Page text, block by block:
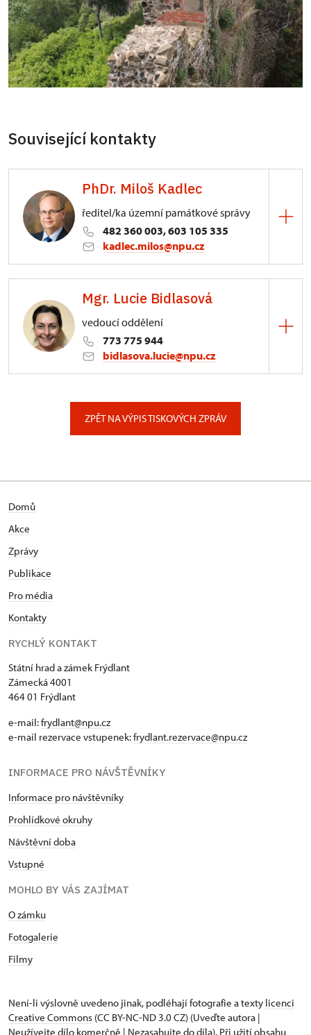
Související kontakty
PhDr. Miloš Kadlec
ředitel/ka územní památkové správy
482 360 003, 603 105 335
kadlec.milos@npu.cz
3/, Sychrov 3
Mgr. Lucie Bidlasová
vedoucí oddělení
773 775 944
bidlasova.lucie@npu.cz
ZPĚT NA VÝPIS TISKOVÝCH ZPRÁV
Domů
Akce
Zprávy
Publikace
Pro média
Kontakty
RYCHLÝ KONTAKT
Státní hrad a zámek Frýdlant
Zámecká 4001
464 01 Frýdlant
e-mail:frydlant@npu.cz
e-mail rezervace vstupenek:frydlant.rezervace@npu.cz
INFORMACE PRO NÁVŠTĚVNÍKY
Informace pro návštěvníky
Prohlídkové okruhy
Návštěvní doba
Vstupné
MOHLO BY VÁS ZAJÍMAT
O zámku
Fotogalerie
Filmy
Není-li výslovně uvedeno jinak, podléhají fotografie a texty licenci
Creative Commons (CC BY-NC-ND 3.0 CZ) (Uveďte autora |
Neužívejte dílo komerčně | Nezasahujte do díla). Při užití obsahu